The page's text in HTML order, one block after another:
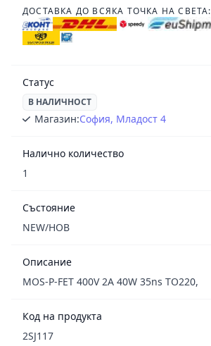
ДОСТАВКА ДО ВСЯКА ТОЧКА НА СВЕТА:
Статус
В НАЛИЧНОСТ
Магазин:София, Младост 4
Налично количество
1
Състояние
NEW/НОВ
Описание
MOS-P-FET 400V 2A 40W 35ns TO220,
Код на продукта
2SJ117